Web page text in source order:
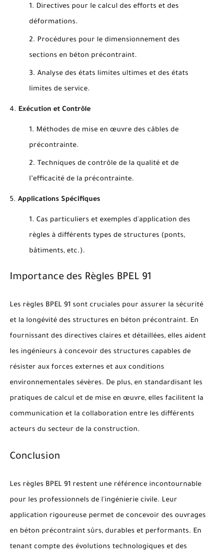
Directives pour le calcul des efforts et des
déformations.
Procédures pour le dimensionnement des
sections en béton précontraint.
Analyse des états limites ultimes et des états
limites de service.
Exécution et Contrôle
Méthodes de mise en œuvre des câbles de
précontrainte.
Techniques de contrôle de la qualité et de
l’efficacité de la précontrainte.
Applications Spécifiques
Cas particuliers et exemples d'application des
règles à différents types de structures (ponts,
bâtiments, etc.).
Importance des Règles BPEL 91
Les règles BPEL 91 sont cruciales pour assurer la sécurité
et la longévité des structures en béton précontraint. En
fournissant des directives claires et détaillées, elles aident
les ingénieurs à concevoir des structures capables de
résister aux forces externes et aux conditions
environnementales sévères. De plus, en standardisant les
pratiques de calcul et de mise en œuvre, elles facilitent la
communication et la collaboration entre les différents
acteurs du secteur de la construction.
Conclusion
Les règles BPEL 91 restent une référence incontournable
pour les professionnels de l'ingénierie civile. Leur
application rigoureuse permet de concevoir des ouvrages
en béton précontraint sûrs, durables et performants. En
tenant compte des évolutions technologiques et des